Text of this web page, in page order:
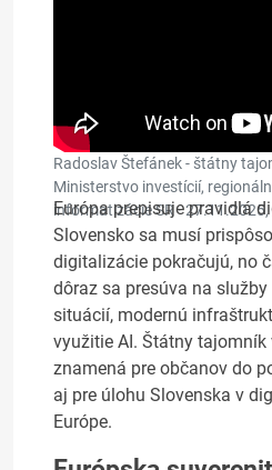
Radoslav Štefánek - štátny
Ministerstvo investícií,
informatizácie SR ·27.11.2025,
Európa prepisuje pravidlá
Slovensko sa musí
digitalizácie pokračujú, no
dôraz sa presúva na
situácií, modernú
využitie AI. Štátny tajomník
znamená pre občanov do
aj pre úlohu Slovenska v
Európe.